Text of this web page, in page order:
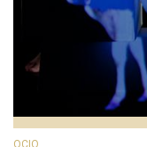
OCIO